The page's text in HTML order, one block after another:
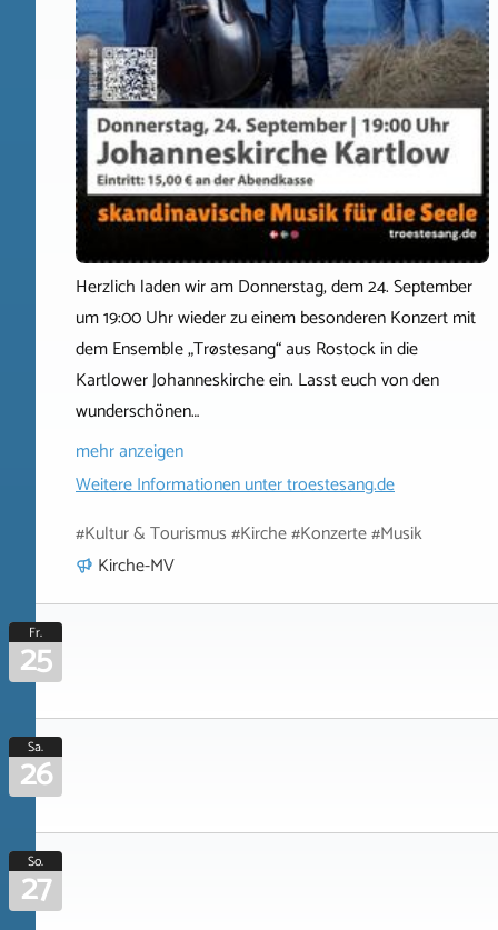
Herzlich laden wir am Donnerstag, dem 24. September
um 19:00 Uhr wieder zu einem besonderen Konzert mit
dem Ensemble „Trøstesang“ aus Rostock in die
Kartlower Johanneskirche ein. Lasst euch von den
wunderschönen…
mehr anzeigen
Weitere Informationen untertroestesang.de
#Kultur & Tourismus #Kirche #Konzerte #Musik
Kirche-MV
Fr.
25
Sa.
26
So.
27